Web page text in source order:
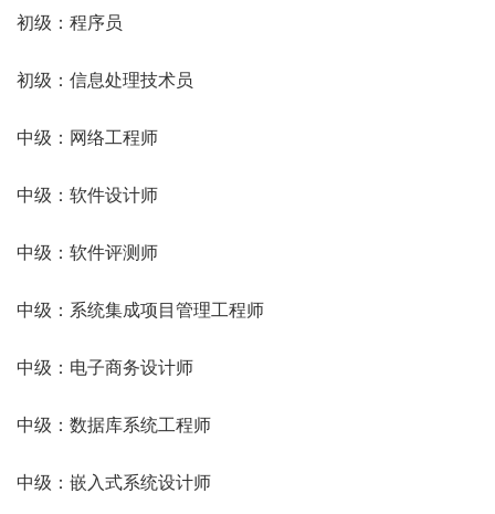
初级：程序员
初级：信息处理技术员
中级：网络工程师
中级：软件设计师
中级：软件评测师
中级：系统集成项目管理工程师
中级：电子商务设计师
中级：数据库系统工程师
中级：嵌入式系统设计师